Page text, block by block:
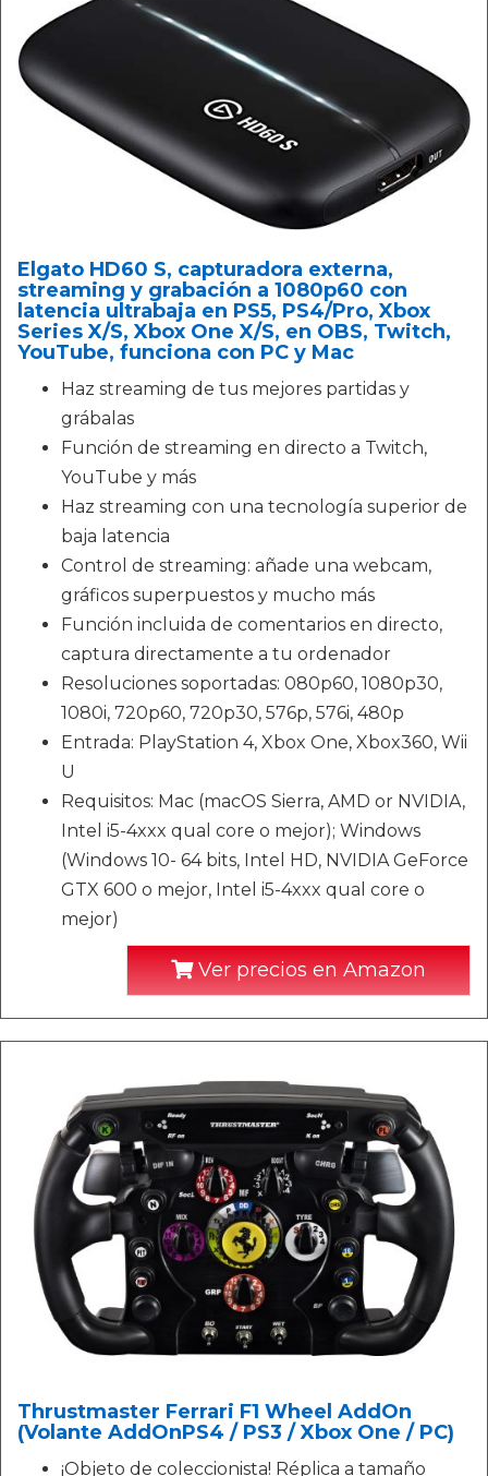
Elgato HD60 S, capturadora externa,
streaming y grabación a 1080p60 con
latencia ultrabaja en PS5, PS4/Pro, Xbox
Series X/S, Xbox One X/S, en OBS, Twitch,
YouTube, funciona con PC y Mac
Haz streaming de tus mejores partidas y
grábalas
Función de streaming en directo a Twitch,
YouTube y más
Haz streaming con una tecnología superior de
baja latencia
Control de streaming: añade una webcam,
gráficos superpuestos y mucho más
Función incluida de comentarios en directo,
captura directamente a tu ordenador
Resoluciones soportadas: 080p60, 1080p30,
1080i, 720p60, 720p30, 576p, 576i, 480p
Entrada: PlayStation 4, Xbox One, Xbox360, Wii
U
Requisitos: Mac (macOS Sierra, AMD or NVIDIA,
Intel i5-4xxx qual core o mejor); Windows
(Windows 10- 64 bits, Intel HD, NVIDIA GeForce
GTX 600 o mejor, Intel i5-4xxx qual core o
mejor)
Ver precios en Amazon
Thrustmaster Ferrari F1 Wheel AddOn
(Volante AddOnPS4 / PS3 / Xbox One / PC)
¡Objeto de coleccionista! Réplica a tamaño